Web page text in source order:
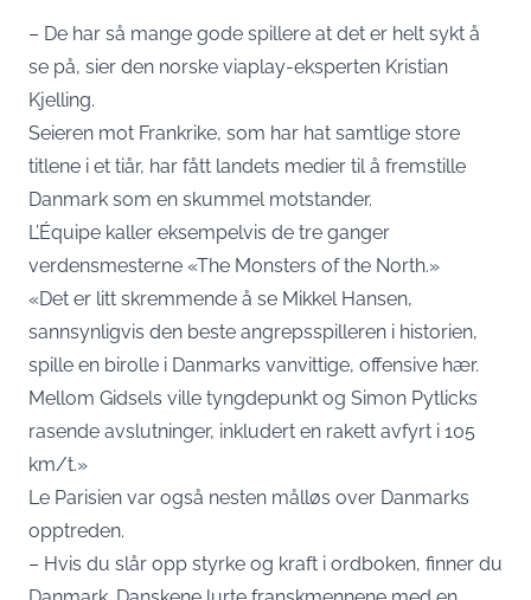
– De har så mange gode spillere at det er helt sykt å
se på, sier den norske viaplay-eksperten Kristian
Kjelling.
Seieren mot Frankrike, som har hat samtlige store
titlene i et tiår, har fått landets medier til å fremstille
Danmark som en skummel motstander.
L’Équipe kaller eksempelvis de tre ganger
verdensmesterne «The Monsters of the North.»
«Det er litt skremmende å se Mikkel Hansen,
sannsynligvis den beste angrepsspilleren i historien,
spille en birolle i Danmarks vanvittige, offensive hær.
Mellom Gidsels ville tyngdepunkt og Simon Pytlicks
rasende avslutninger, inkludert en rakett avfyrt i 105
km/t.»
Le Parisien var også nesten målløs over Danmarks
opptreden.
– Hvis du slår opp styrke og kraft i ordboken, finner du